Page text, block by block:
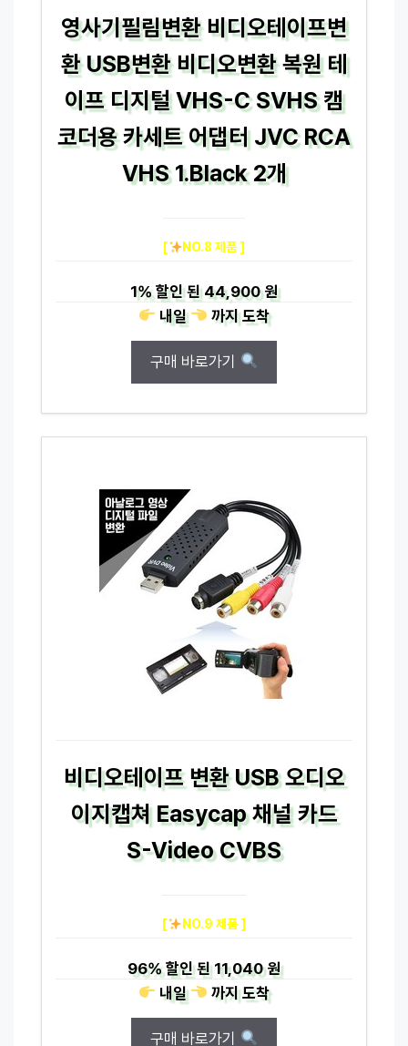
영사기필림변환 비디오테이프변
환 USB변환 비디오변환 복원 테
이프 디지털 VHS-C SVHS 캠
코더용 카세트 어댑터 JVC RCA
VHS 1.Black 2개
[ NO.8 제품 ]
1%할인 된44,900 원
내일
까지도착
구매 바로가기
비디오테이프 변환 USB 오디오
이지캡쳐 Easycap 채널 카드
S-Video CVBS
[ NO.9 제품 ]
96%할인 된11,040 원
내일
까지도착
구매 바로가기